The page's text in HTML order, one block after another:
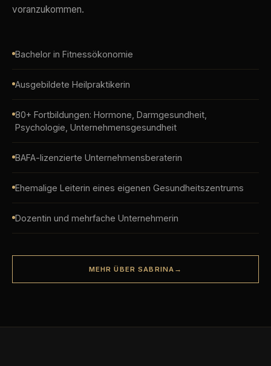
voranzukommen.
Bachelor in Fitnessökonomie
Ausgebildete Heilpraktikerin
80+ Fortbildungen: Hormone, Darmgesundheit,
Psychologie, Unternehmensgesundheit
BAFA-lizenzierte Unternehmensberaterin
Ehemalige Leiterin eines eigenen Gesundheitszentrums
Dozentin und mehrfache Unternehmerin
MEHR ÜBER SABRINA →